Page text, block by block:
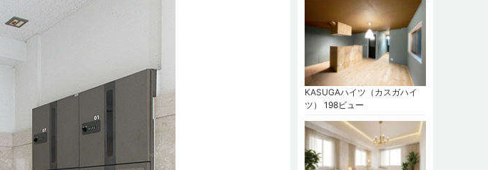
KASUGAハイツ（カスガハイ
ツ）
198ビュー